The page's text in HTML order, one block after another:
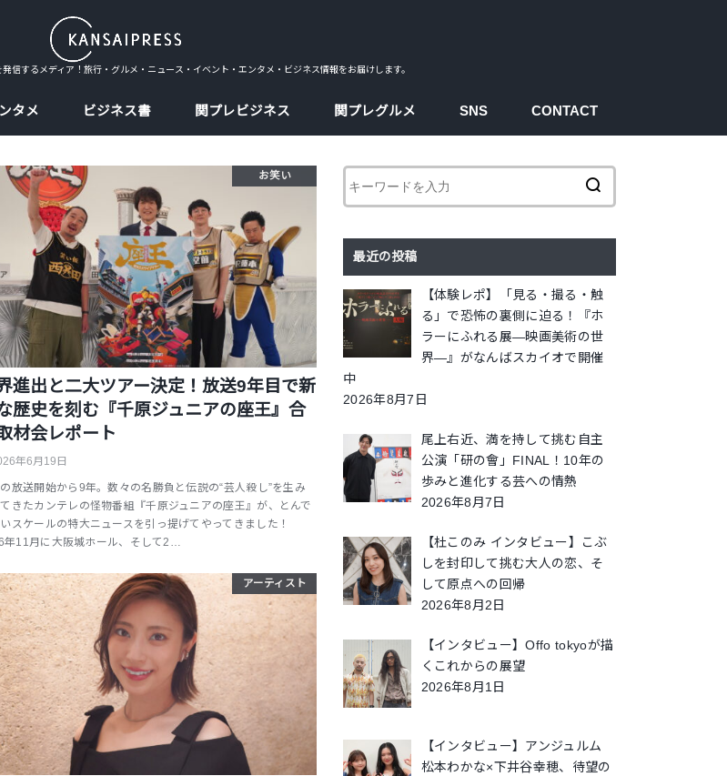
信するメディア！旅行・グルメ・ニュース・イベント・エンタメ・ビジネス情報をお届けします。
タメ ビジネス書 関プレビジネス 関プレグルメ SNS CONTACT
お笑い
進出と二大ツアー決定！放送9年目で新
歴史を刻む『千原ジュニアの座王』合
材会レポート
年6月19日
放送開始から9年。数々の名勝負と伝説の“芸人殺し”を生み
きたカンテレの怪物番組『千原ジュニアの座王』が、とんで
スケールの特大ニュースを引っ提げてやってきました！
年11月に大阪城ホール、そして2…
アーティスト
最近の投稿
【体験レポ】「見る・撮る・触
る」で恐怖の裏側に迫る！『ホ
ラーにふれる展―映画美術の世
界―』がなんばスカイオで開催
中
2026年8月7日
尾上右近、満を持して挑む自主
公演「研の會」FINAL！10年の
歩みと進化する芸への情熱
2026年8月7日
【杜このみ インタビュー】こぶ
しを封印して挑む大人の恋、そ
して原点への回帰
2026年8月2日
【インタビュー】Offo tokyoが描
くこれからの展望
2026年8月1日
【インタビュー】アンジュルム
松本わかな×下井谷幸穂、待望の